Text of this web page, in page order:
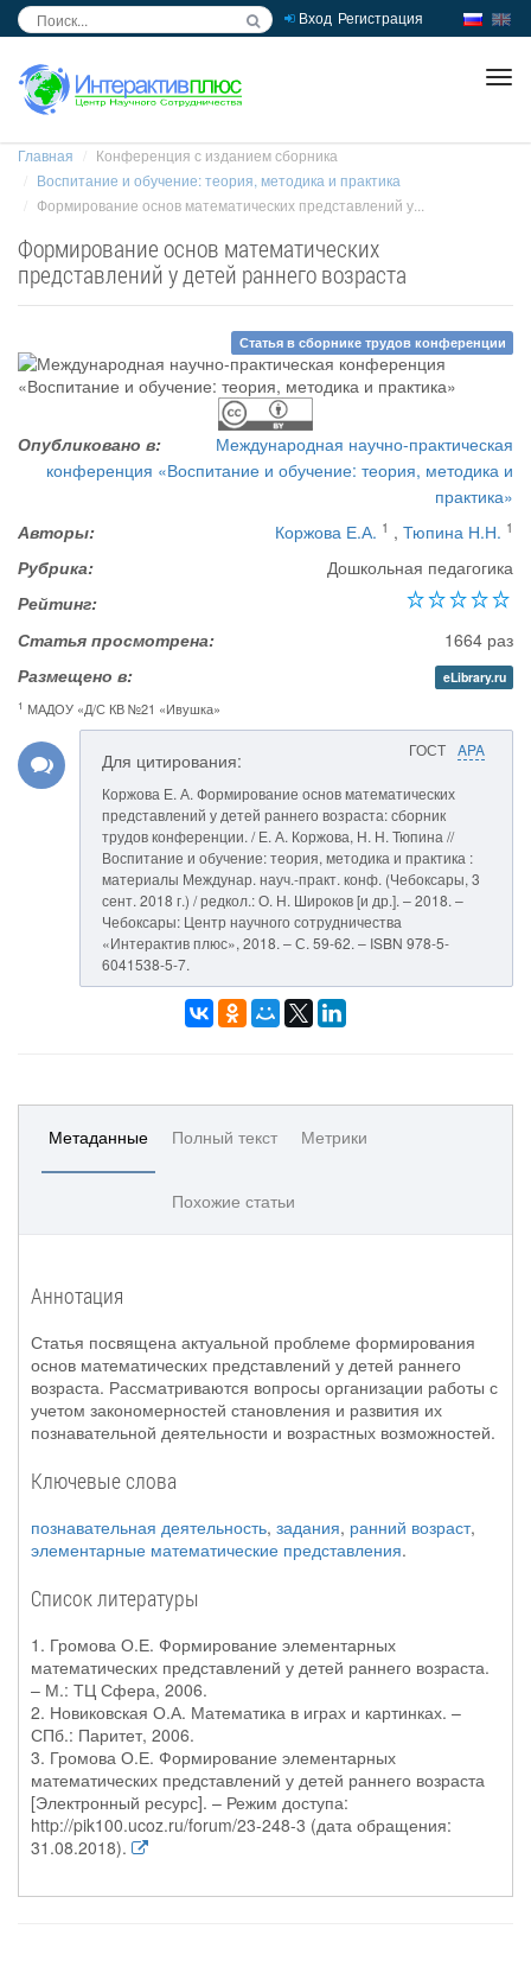
Вход Регистрация
Главная
Конференция с изданием сборника
Воспитание и обучение: теория, методика и практика
Формирование основ математических представлений у...
Формирование основ математических
представлений у детей раннего возраста
Статья в сборнике трудов конференции
Опубликовано в:
Международная научно-практическая
конференция «Воспитание и обучение: теория, методика и
практика»
Авторы:
Коржова Е.А. 1 , Тюпина Н.Н. 1
Рубрика:
Дошкольная педагогика
Рейтинг:
Статья просмотрена:
1664 раз
Размещено в:
eLibrary.ru
1 МАДОУ «Д/С КВ №21 «Ивушка»
ГОСТ APA
Для цитирования:
Коржова Е. А. Формирование основ математических
представлений у детей раннего возраста: сборник
трудов конференции. / Е. А. Коржова, Н. Н. Тюпина //
Воспитание и обучение: теория, методика и практика :
материалы Междунар. науч.-практ. конф. (Чебоксары, 3
сент. 2018 г.) / редкол.: О. Н. Широков [и др.]. – 2018. –
Чебоксары: Центр научного сотрудничества
«Интерактив плюс», 2018. – С. 59-62. – ISBN 978-5-
6041538-5-7.
Метаданные Полный текст Метрики
Похожие статьи
Аннотация
Статья посвящена актуальной проблеме формирования
основ математических представлений у детей раннего
возраста. Рассматриваются вопросы организации работы с
учетом закономерностей становления и развития их
познавательной деятельности и возрастных возможностей.
Ключевые слова
познавательная деятельность, задания, ранний возраст,
элементарные математические представления.
Список литературы
1. Громова О.Е. Формирование элементарных
математических представлений у детей раннего возраста.
– М.: ТЦ Сфера, 2006.
2. Новиковская О.А. Математика в играх и картинках. –
СПб.: Паритет, 2006.
3. Громова О.Е. Формирование элементарных
математических представлений у детей раннего возраста
[Электронный ресурс]. – Режим доступа:
http://pik100.ucoz.ru/forum/23-248-3 (дата обращения:
31.08.2018).